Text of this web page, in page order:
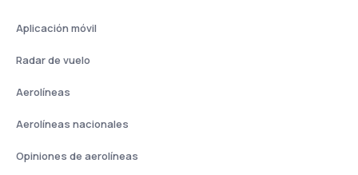
Aplicación móvil
Radar de vuelo
Aerolíneas
Aerolíneas nacionales
Opiniones de aerolíneas